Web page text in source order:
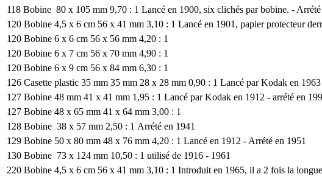
118 Bobine 80 x 105 mm 9,70 : 1 Lancé en 1900, six clichés par bobine. - Arrété
120 Bobine 4,5 x 6 cm 56 x 41 mm 3,10 : 1 Lancé en 1901, papier protecteur
120 Bobine 6 x 6 cm 56 x 56 mm 4,20 : 1
120 Bobine 6 x 7 cm 56 x 70 mm 4,90 : 1
120 Bobine 6 x 9 cm 56 x 84 mm 6,30 : 1
126 Casette plastic 35 mm 35 mm 28 x 28 mm 0,90 : 1 Lancé par Kodak en
127 Bobine 48 mm 41 x 41 mm 1,95 : 1 Lancé par Kodak en 1912 - arrété en
127 Bobine 48 x 65 mm 41 x 64 mm 3,00 : 1
128 Bobine 38 x 57 mm 2,50 : 1 Arrété en 1941
129 Bobine 50 x 80 mm 48 x 76 mm 4,20 : 1 Lancé en 1912 - Arrété en 1951
130 Bobine 73 x 124 mm 10,50 : 1 utilisé de 1916 - 1961
220 Bobine 4,5 x 6 cm 56 x 41 mm 3,10 : 1 Introduit en 1965, il a 2 fois la